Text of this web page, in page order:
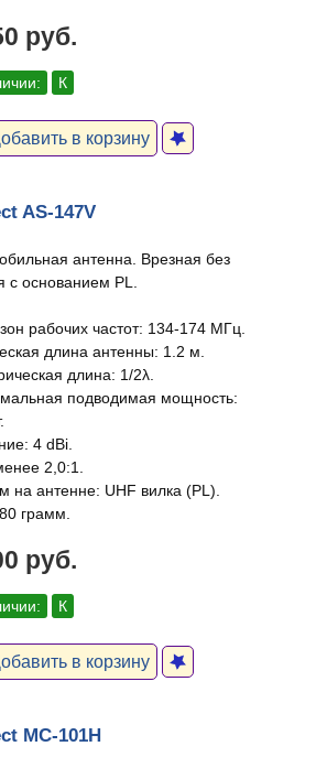
руб.
К
в корзину
AS-147V
антенна. Врезная без
с основанием PL.
рабочих частот: 134-174 МГц.
длина антенны: 1.2 м.
длина: 1/2λ.
подводимая мощность:
4 dBi.
2,0:1.
на антенне: UHF вилка (PL).
грамм.
руб.
К
в корзину
MC-101H